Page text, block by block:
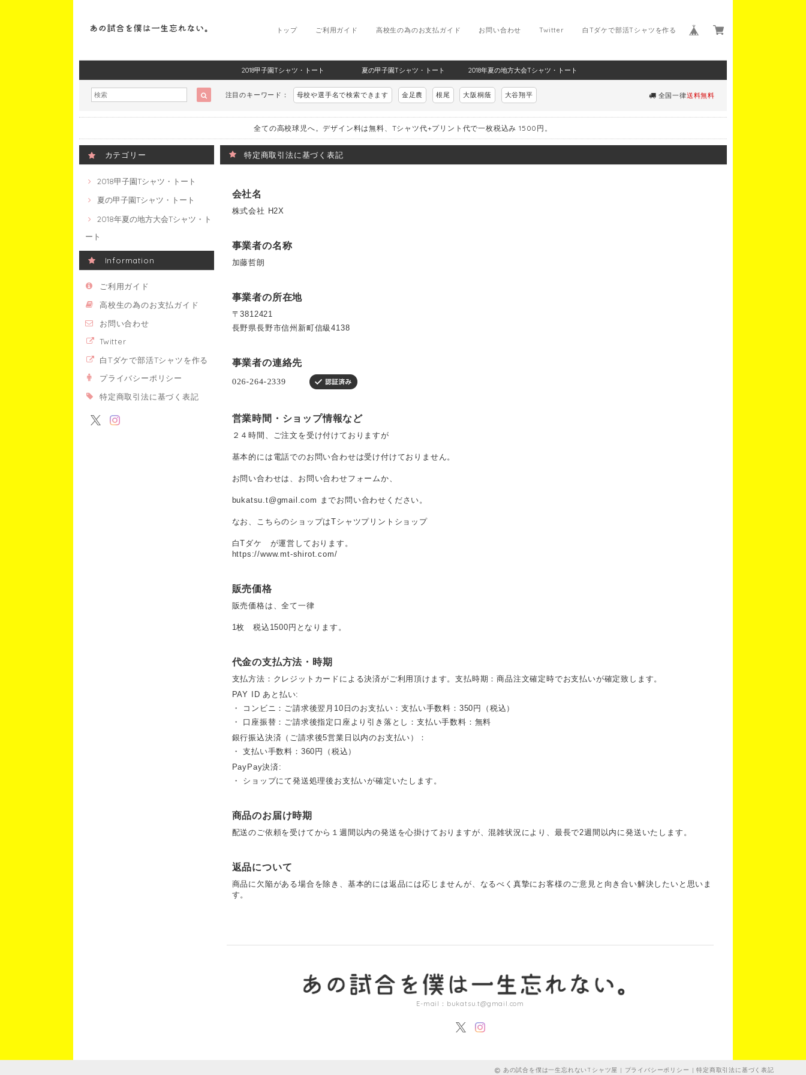
白Tダケで部活Tシャツを作る
Twitter
お問い合わせ
高校生の為のお支払ガイド
ご利用ガイド
トップ
2018甲子園Tシャツ・トート 夏の甲子園Tシャツ・トート 2018年夏の地方大会Tシャツ・トート
注目のキーワード： 母校や選手名で検索できます 金足農 根尾 大阪桐蔭 大谷翔平 全国一律送料無料
全ての高校球児へ。デザイン料は無料、Tシャツ代+プリント代で一枚税込み 1500円。
カテゴリー
2018甲子園Tシャツ・トート
夏の甲子園Tシャツ・トート
2018年夏の地方大会Tシャツ・ト
ート
Information
ご利用ガイド
高校生の為のお支払ガイド
お問い合わせ
Twitter
白Tダケで部活Tシャツを作る
プライバシーポリシー
特定商取引法に基づく表記
特定商取引法に基づく表記
会社名
株式会社 H2X
事業者の名称
加藤哲朗
事業者の所在地
〒3812421
長野県長野市信州新町信級4138
事業者の連絡先
営業時間・ショップ情報など
２４時間、ご注文を受け付けておりますが
基本的には電話でのお問い合わせは受け付けておりません。
お問い合わせは、お問い合わせフォームか、
bukatsu.t@gmail.com までお問い合わせください。
なお、こちらのショップはTシャツプリントショップ
白Tダケ が運営しております。
https://www.mt-shirot.com/
販売価格
販売価格は、全て一律
1枚 税込1500円となります。
代金の支払方法・時期
支払方法：クレジットカードによる決済がご利用頂けます。支払時期：商品注文確定時でお支払いが確定致します。
PAY ID あと払い:
・ コンビニ：ご請求後翌月10日のお支払い：支払い手数料：350円（税込）
・ 口座振替：ご請求後指定口座より引き落とし：支払い手数料：無料
銀行振込決済（ご請求後5営業日以内のお支払い）：
・ 支払い手数料：360円（税込）
PayPay決済:
・ ショップにて発送処理後お支払いが確定いたします。
商品のお届け時期
配送のご依頼を受けてから１週間以内の発送を心掛けておりますが、混雑状況により、最長で2週間以内に発送いたします。
返品について
商品に欠陥がある場合を除き、基本的には返品には応じませんが、なるべく真摯にお客様のご意見と向き合い解決したいと思いま
す。
E-mail： bukatsu.t@gmail.com
あの試合を僕は一生忘れないTシャツ屋 | プライバシーポリシー |特定商取引法に基づく表記